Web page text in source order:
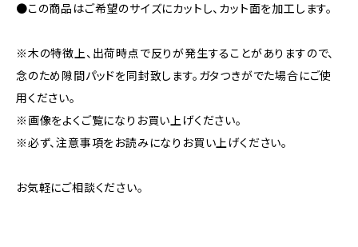
●この商品はご希望のサイズにカットし、カット面を加工します。
※木の特徴上、出荷時点で反りが発生することがありますので、
念のため隙間パッドを同封致します。ガタつきがでた場合にご使
用ください。
※画像をよくご覧になりお買い上げください。
※必ず、注意事項をお読みになりお買い上げください。
お気軽にご相談ください。